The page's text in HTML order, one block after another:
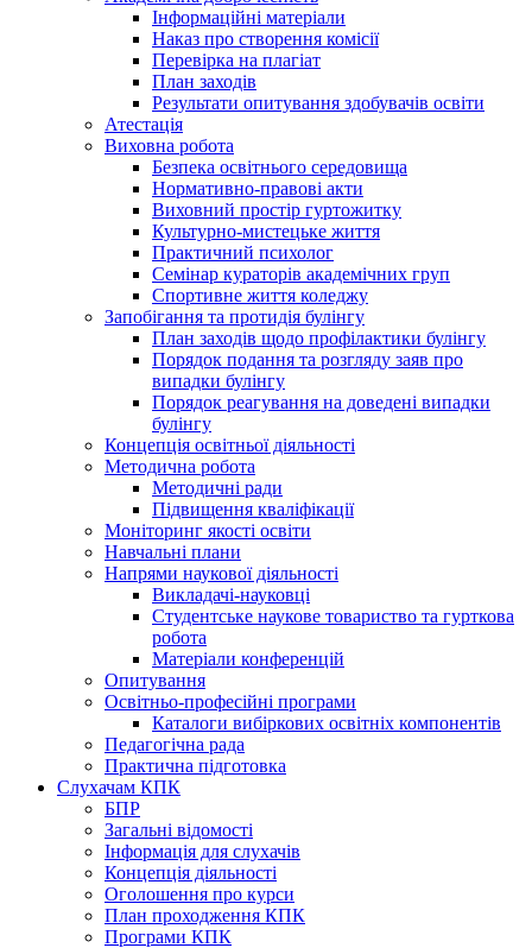
Інформаційні матеріали
Наказ про створення комісії
Перевірка на плагіат
План заходів
Результати опитування здобувачів освіти
Атестація
Виховна робота
Безпека освітнього середовища
Нормативно-правові акти
Виховний простір гуртожитку
Культурно-мистецьке життя
Практичний психолог
Семінар кураторів академічних груп
Спортивне життя коледжу
Запобігання та протидія булінгу
План заходів щодо профілактики булінгу
Порядок подання та розгляду заяв про
випадки булінгу
Порядок реагування на доведені випадки
булінгу
Концепція освітньої діяльності
Методична робота
Методичні ради
Підвищення кваліфікації
Моніторинг якості освіти
Навчальні плани
Напрями наукової діяльності
Викладачі-науковці
Студентське наукове товариство та гурткова
робота
Матеріали конференцій
Опитування
Освітньо-професійні програми
Каталоги вибіркових освітніх компонентів
Педагогічна рада
Практична підготовка
Слухачам КПК
БПР
Загальні відомості
Інформація для слухачів
Концепція діяльності
Оголошення про курси
План проходження КПК
Програми КПК